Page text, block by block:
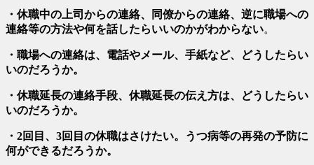
・休職中の上司からの連絡、同僚からの連絡、逆に職場への
連絡等の方法や何を話したらいいのかがわからない。
・職場への連絡は、電話やメール、手紙など、どうしたらい
いのだろうか。
・休職延長の連絡手段、休職延長の伝え方は、どうしたらい
いのだろうか。
・2回目、3回目の休職はさけたい。うつ病等の再発の予防に
何ができるだろうか。